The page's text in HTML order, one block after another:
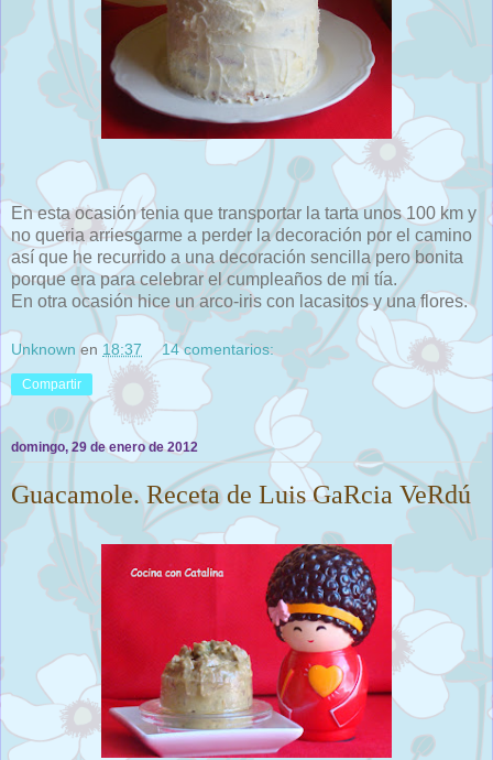
En esta ocasión tenia que transportar la tarta unos 100 km y
no queria arriesgarme a perder la decoración por el camino
así que he recurrido a una decoración sencilla pero bonita
porque era para celebrar el cumpleaños de mi tía.
En otra ocasión hice un arco-iris con lacasitos y una flores.
Unknown en 18:37 14 comentarios:
Compartir
domingo, 29 de enero de 2012
Guacamole. Receta de Luis GaRcia VeRdú